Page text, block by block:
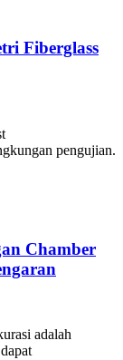
Fiberglass
pengujian.
Chamber
adalah